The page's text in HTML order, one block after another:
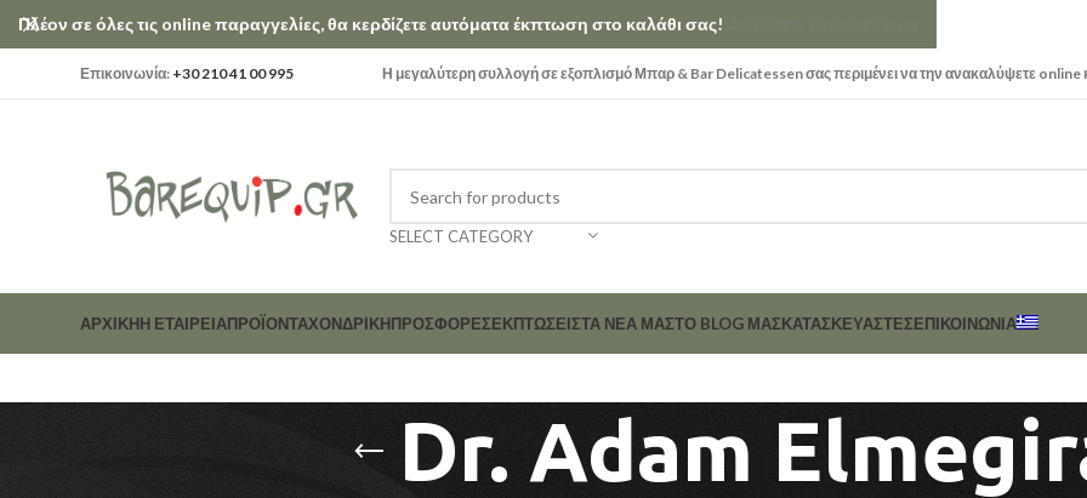
Επικοινωνία: +30 210 41 00 995 Η μεγαλύτερη συλλογή σε εξοπλισμό Μπαρ & Bar Delicatessen σας περιμένει να την ανακαλύψετε online
SELECT CATEGORY
ΑΡΧΙΚΗΗ ΕΤΑΙΡΕΊΑΠΡΟΪΟΝΤΑΧΟΝΔΡΙΚΗΠΡΟΣΦΟΡΕΣΕΚΠΤΏΣΕΙΣΤΑ ΝΕΑ ΜΑΣΤΟ BLOG ΜΑΣΚΑΤΑΣΚΕΥΑΣΤΈΣΕΠΙΚΟΙΝΩΝΊΑ
Dr. Adam
Πλέον σε όλες τις online παραγγελίες, θα κερδίζετε αυτόματα έκπτωση στο καλάθι σας!